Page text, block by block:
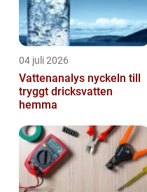
04 juli 2026
Vattenanalys nyckeln till
tryggt dricksvatten
hemma